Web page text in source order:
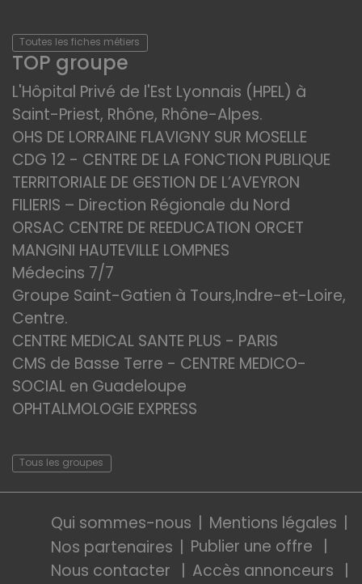
Toutes les fiches métiers
TOP groupe
L'Hôpital Privé de l'Est Lyonnais (HPEL) à
Saint-Priest, Rhône, Rhône-Alpes.
OHS DE LORRAINE FLAVIGNY SUR MOSELLE
CDG 12 - CENTRE DE LA FONCTION PUBLIQUE
TERRITORIALE DE GESTION DE L’AVEYRON
FILIERIS – Direction Régionale du Nord
ORSAC CENTRE DE REEDUCATION ORCET
MANGINI HAUTEVILLE LOMPNES
Médecins 7/7
Groupe Saint-Gatien à Tours,Indre-et-Loire,
Centre.
CENTRE MEDICAL SANTE PLUS - PARIS
CMS de Basse Terre - CENTRE MEDICO-
SOCIAL en Guadeloupe
OPHTALMOLOGIE EXPRESS
Tous les groupes
Qui sommes-nous
Mentions légales
Nos partenaires
Publier une offre
Nous contacter
Accès annonceurs